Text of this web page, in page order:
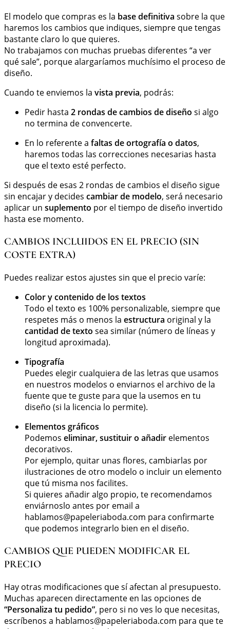
El modelo que compras es la base definitiva sobre la que
haremos los cambios que indiques, siempre que tengas
bastante claro lo que quieres.
No trabajamos con muchas pruebas diferentes “a ver
qué sale”, porque alargaríamos muchísimo el proceso de
diseño.
Cuando te enviemos la vista previa, podrás:
Pedir hasta 2 rondas de cambios de diseño si algo
no termina de convencerte.
En lo referente a faltas de ortografía o datos,
haremos todas las correcciones necesarias hasta
que el texto esté perfecto.
Si después de esas 2 rondas de cambios el diseño sigue
sin encajar y decides cambiar de modelo, será necesario
aplicar un suplemento por el tiempo de diseño invertido
hasta ese momento.
CAMBIOS INCLUIDOS EN EL PRECIO (SIN
COSTE EXTRA)
Puedes realizar estos ajustes sin que el precio varíe:
Color y contenido de los textos
Todo el texto es 100% personalizable, siempre que
respetes más o menos la estructura original y la
cantidad de texto sea similar (número de líneas y
longitud aproximada).
Tipografía
Puedes elegir cualquiera de las letras que usamos
en nuestros modelos o enviarnos el archivo de la
fuente que te guste para que la usemos en tu
diseño (si la licencia lo permite).
Elementos gráficos
Podemos eliminar, sustituir o añadir elementos
decorativos.
Por ejemplo, quitar unas flores, cambiarlas por
ilustraciones de otro modelo o incluir un elemento
que tú misma nos facilites.
Si quieres añadir algo propio, te recomendamos
enviárnoslo antes por email a
hablamos@papeleriaboda.com para confirmarte
que podemos integrarlo bien en el diseño.
CAMBIOS QUE PUEDEN MODIFICAR EL
PRECIO
Hay otras modificaciones que sí afectan al presupuesto.
Muchas aparecen directamente en las opciones de
“Personaliza tu pedido”, pero si no ves lo que necesitas,
escríbenos a hablamos@papeleriaboda.com para que te